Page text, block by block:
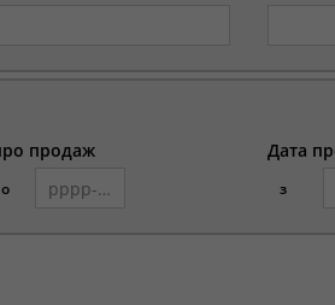
продаж Дата
з